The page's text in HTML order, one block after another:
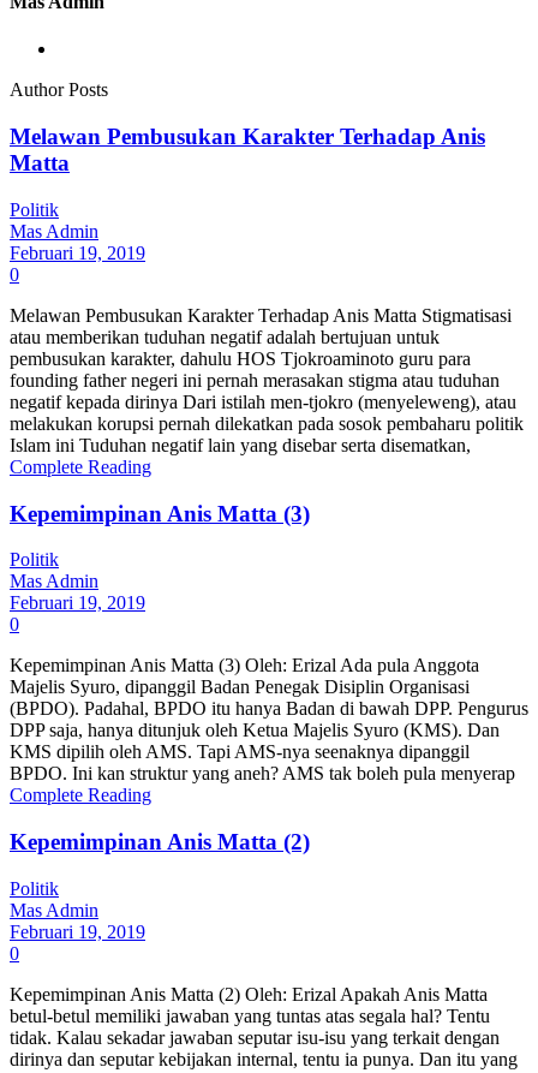
Author Posts
Melawan Pembusukan Karakter Terhadap Anis
Matta
Politik
Mas Admin
Februari 19, 2019
0
Melawan Pembusukan Karakter Terhadap Anis Matta Stigmatisasi
atau memberikan tuduhan negatif adalah bertujuan untuk
pembusukan karakter, dahulu HOS Tjokroaminoto guru para
founding father negeri ini pernah merasakan stigma atau tuduhan
negatif kepada dirinya Dari istilah men-tjokro (menyeleweng), atau
melakukan korupsi pernah dilekatkan pada sosok pembaharu politik
Islam ini Tuduhan negatif lain yang disebar serta disematkan,
Complete Reading
Kepemimpinan Anis Matta (3)
Politik
Mas Admin
Februari 19, 2019
0
Kepemimpinan Anis Matta (3) Oleh: Erizal Ada pula Anggota
Majelis Syuro, dipanggil Badan Penegak Disiplin Organisasi
(BPDO). Padahal, BPDO itu hanya Badan di bawah DPP. Pengurus
DPP saja, hanya ditunjuk oleh Ketua Majelis Syuro (KMS). Dan
KMS dipilih oleh AMS. Tapi AMS-nya seenaknya dipanggil
BPDO. Ini kan struktur yang aneh? AMS tak boleh pula menyerap
Complete Reading
Kepemimpinan Anis Matta (2)
Politik
Mas Admin
Februari 19, 2019
0
Kepemimpinan Anis Matta (2) Oleh: Erizal Apakah Anis Matta
betul-betul memiliki jawaban yang tuntas atas segala hal? Tentu
tidak. Kalau sekadar jawaban seputar isu-isu yang terkait dengan
dirinya dan seputar kebijakan internal, tentu ia punya. Dan itu yang